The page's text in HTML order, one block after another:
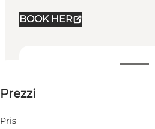
BOOK HER
Prezzi
Pris